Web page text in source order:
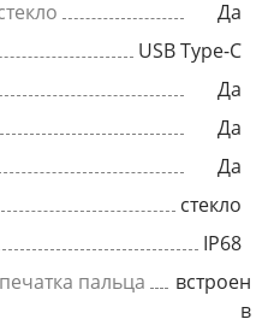
Да
USB Type-C
Да
Да
Да
стекло
IP68
пальца
встроен
в